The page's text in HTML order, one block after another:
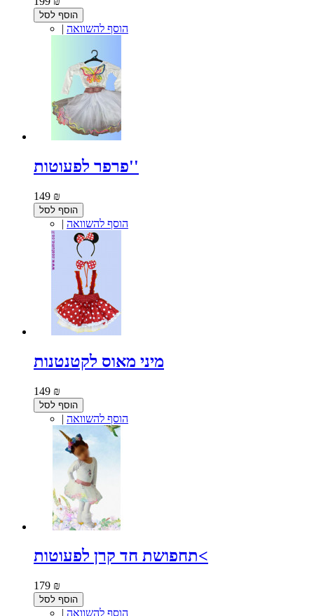
הוסף לסל
| הוסף להשוואה
פרפר לפעוטות''
149 ₪
הוסף לסל
| הוסף להשוואה
מיני מאוס לקטנטנות
149 ₪
הוסף לסל
| הוסף להשוואה
תחפושת חד קרן לפעוטות<
179 ₪
הוסף לסל
| הוסף להשוואה